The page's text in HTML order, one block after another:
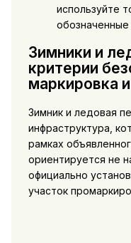
используйте
Зимники и
критерии
маркировка
Зимник и ледовая
инфраструктура,
рамках
ориентируется не
официально
участок